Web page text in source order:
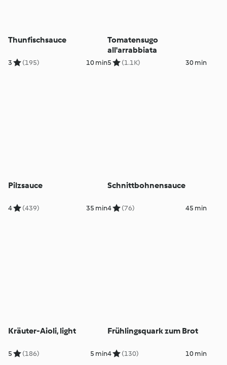
Thunfischsauce
3 (195) 10 min
Tomatensugo
all'arrabbiata
5 (1.1K) 30 min
Pilzsauce
4 (439) 35 min
Schnittbohnensauce
4 (76) 45 min
Kräuter-Aioli, light
5 (186) 5 min
Frühlingsquark zum Brot
4 (130) 10 min